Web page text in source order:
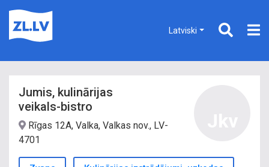
Latviski
Jumis, kulinārijas
veikals-bistro
Rīgas 12A, Valka, Valkas nov., LV-
4701